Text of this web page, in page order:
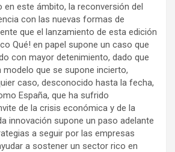
en este ámbito, la reconversión del
con las nuevas formas de
que el lanzamiento de esta edición
Qué! en papel supone un caso que
con mayor detenimiento, dado que
modelo que se supone incierto,
caso, desconocido hasta la fecha,
España, que ha sufrido
de la crisis económica y de la
innovación supone un paso adelante
a seguir por las empresas
a sostener un sector rico en